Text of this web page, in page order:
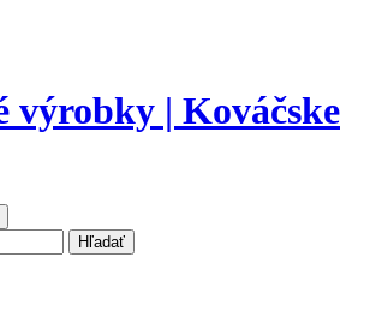
Hľadať